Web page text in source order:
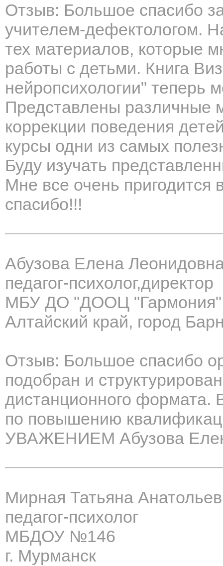
Отзыв: Большое спасибо
учителем-дефектологом.
тех материалов, которые
работы с детьми. Книга
нейропсихологии" теперь
Представлены различные
коррекции поведения
курсы одни из самых
Буду изучать
Мне все очень
спасибо!!!
Абузова Елена
педагог-психолог,директор
МБУ ДО "ДООЦ "Гармония"
Алтайский край, город
Отзыв: Большое спасибо
подобран и
дистанционного формата.
по повышению
УВАЖЕНИЕМ Абузова
Мирная Татьяна
педагог-психолог
МБДОУ №146
г. Мурманск